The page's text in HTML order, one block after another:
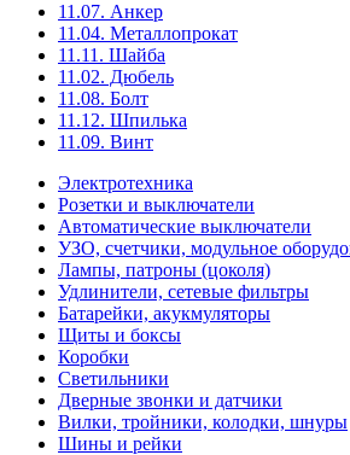
11.07. Анкер
11.04. Металлопрокат
11.11. Шайба
11.02. Дюбель
11.08. Болт
11.12. Шпилька
11.09. Винт
Электротехника
Розетки и выключатели
Автоматические выключатели
УЗО, счетчики, модульное
Лампы, патроны (цоколя)
Удлинители, сетевые фильтры
Батарейки, акукмуляторы
Щиты и боксы
Коробки
Светильники
Дверные звонки и датчики
Вилки, тройники, колодки, шнуры
Шины и рейки